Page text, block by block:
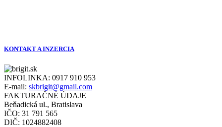
KONTAKT A INZERCIA
INFOLINKA: 0917 910 953
E-mail: skbrigit@gmail.com
FAKTURAČNÉ ÚDAJE
Beňadická ul., Bratislava
IČO: 31 791 565
DIČ: 1024882408